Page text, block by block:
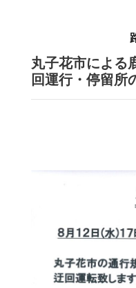
丸子花市による
回運行・停留所